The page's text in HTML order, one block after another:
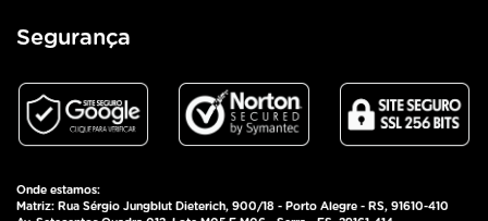
Segurança
Onde estamos:
Matriz: Rua Sérgio Jungblut Dieterich, 900/18 - Porto Alegre - RS, 91610-410